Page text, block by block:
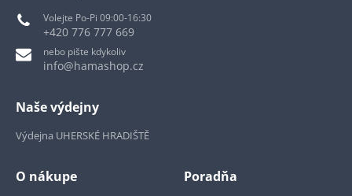
Volejte Po-Pi 09:00-16:30
+420 776 777 669
nebo pište kdykoliv
info@hamashop.cz
Naše výdejny
Výdejna UHERSKÉ HRADIŠTĚ
O nákupe Poradňa